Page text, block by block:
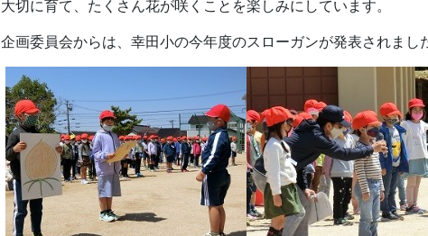
大切に育て、たくさん花が咲くことを楽しみにしています。
企画委員会からは、幸田小の今年度のスローガンが発表されまし